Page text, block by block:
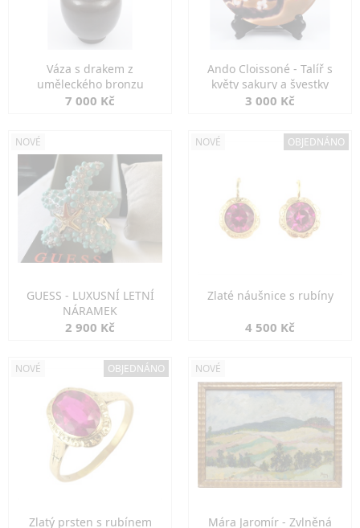
Váza s drakem z
uměleckého bronzu
7 000 Kč
Ando Cloissoné - Talíř s
květy sakury a švestky
3 000 Kč
NOVÉ
GUESS - LUXUSNÍ LETNÍ
NÁRAMEK
2 900 Kč
NOVÉ OBJEDNÁNO
Zlaté náušnice s rubíny
4 500 Kč
NOVÉ OBJEDNÁNO
Zlatý prsten s rubínem
NOVÉ
Mára Jaromír - Zvlněná